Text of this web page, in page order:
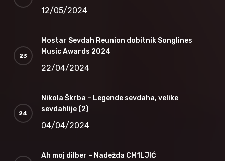
12/05/2024
Mostar Sevdah Reunion dobitnik Songlines
Music Awards 2024
22/04/2024
Nikola Škrba – Legende sevdaha, velike
sevdahlije (2)
04/04/2024
Ah moj dilber – Nadežda CM1LJIĆ